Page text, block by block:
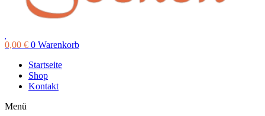
0,00 € 0 Warenkorb
Startseite
Shop
Kontakt
Menü